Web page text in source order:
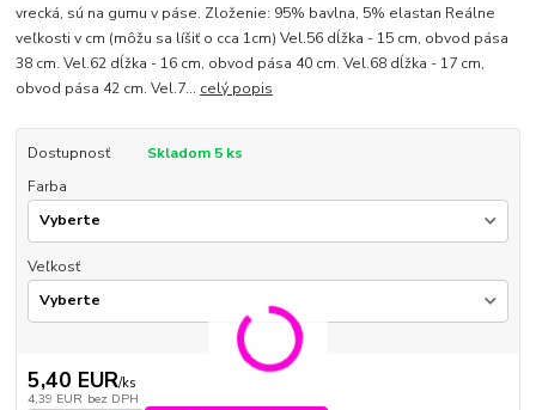
vrecká, sú na gumu v páse. Zloženie: 95% bavlna, 5% elastan Reálne
veľkosti v cm (môžu sa líšiť o cca 1cm) Vel.56 dĺžka - 15 cm, obvod pása
38 cm. Vel.62 dĺžka - 16 cm, obvod pása 40 cm. Vel.68 dĺžka - 17 cm,
obvod pása 42 cm. Vel.7... celý popis
Dostupnosť
Skladom 5 ks
Farba
Veľkosť
5,40 EUR/ks
4,39 EUR bez DPH